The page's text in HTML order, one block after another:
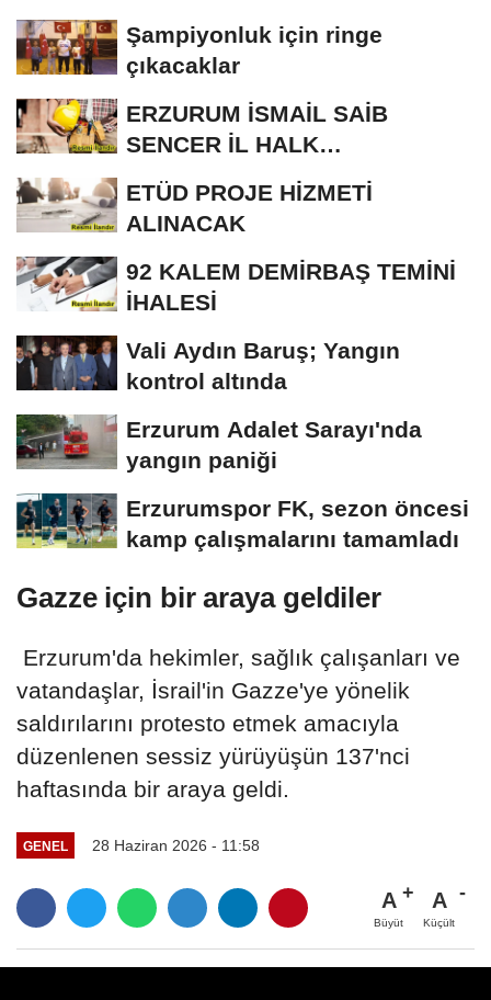
Şampiyonluk için ringe
çıkacaklar
ERZURUM İSMAİL SAİB
SENCER İL HALK
KÜTÜPHANESİ BAKIM VE
ONARIM...
ETÜD PROJE HİZMETİ
ALINACAK
92 KALEM DEMİRBAŞ TEMİNİ
İHALESİ
Vali Aydın Baruş; Yangın
kontrol altında
Erzurum Adalet Sarayı'nda
yangın paniği
Erzurumspor FK, sezon öncesi
kamp çalışmalarını tamamladı
Gazze için bir araya geldiler
Erzurum'da hekimler, sağlık çalışanları ve
vatandaşlar, İsrail'in Gazze'ye yönelik
saldırılarını protesto etmek amacıyla
düzenlenen sessiz yürüyüşün 137'nci
haftasında bir araya geldi.
GENEL 28 Haziran 2026 - 11:58
A
Büyüt
A
Küçült